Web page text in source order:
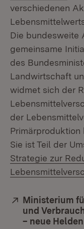
verschiedenen
Die bundesweite
gemeinsame
des
Landwirtschaft
widmet sich der
der
Primärproduktion
Sie ist Teil der
Strategie zur
Extern:
Ministerium
und
– neue